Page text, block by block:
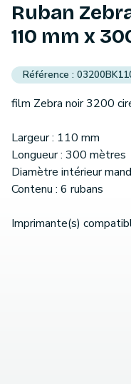
Ruban
110 mm x
film Zebra noir 3200
Largeur : 110 mm
Longueur : 300 mètres
Diamètre intérieur
Contenu : 6 rubans
Imprimante(s)